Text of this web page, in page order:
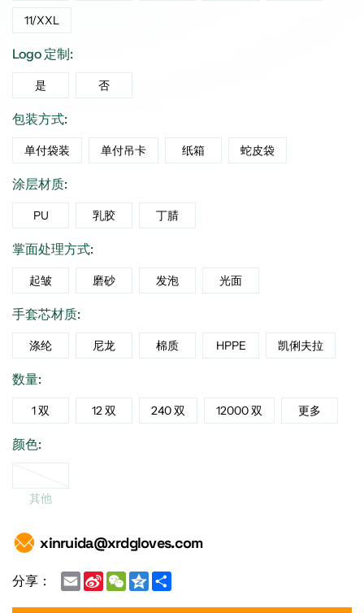
11/XXL
Logo 定制:
是 否
包装方式:
单付袋装 单付吊卡 纸箱 蛇皮袋
涂层材质:
PU 乳胶 丁腈
掌面处理方式:
起皱 磨砂 发泡 光面
手套芯材质:
涤纶 尼龙 棉质 HPPE 凯俐夫拉
数量:
1 双 12 双 240 双 12000 双 更多
颜色:
其他
xinruida@xrdgloves.com
分享： EmailSina
Weibo
WeChat
Qzone